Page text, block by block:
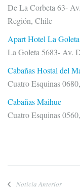
De La Corbeta 63-
Región, Chile
Apart Hotel La Goleta
La Goleta 5683- Av.
Cabañas Hostal del
Cuatro Esquinas
Cabañas Maihue
Cuatro Esquinas
Noticia Anterior